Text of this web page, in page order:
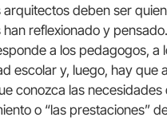
arquitectos deben ser
reflexionado y
a los pedagogos, a
escolar y, luego, hay que
conozca las necesidades
o “las prestaciones”